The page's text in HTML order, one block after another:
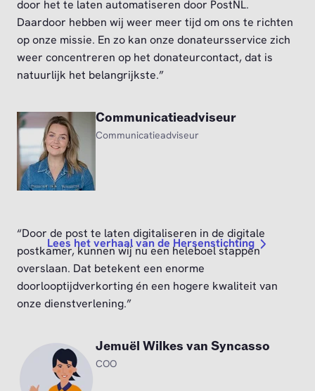
door het te laten automatiseren door PostNL.
Daardoor hebben wij weer meer tijd om ons te richten
op onze missie. En zo kan onze donateursservice zich
weer concentreren op het donateurcontact, dat is
natuurlijk het belangrijkste.”
Communicatieadviseur
Communicatieadviseur
Lees het verhaal van de Hersenstichting
“Door de post te laten digitaliseren in de digitale
postkamer, kunnen wij nu een heleboel stappen
overslaan. Dat betekent een enorme
doorlooptijdverkorting én een hogere kwaliteit van
onze dienstverlening.”
Jemuël Wilkes van Syncasso
COO